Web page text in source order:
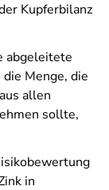
Kupferbilanz
abgeleitete
Menge, die
allen
sollte,
in